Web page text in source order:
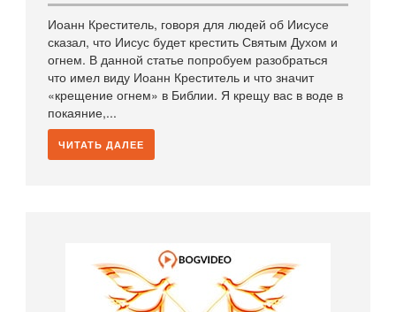
Иоанн Креститель, говоря для людей об Иисусе
сказал, что Иисус будет крестить Святым Духом и
огнем. В данной статье попробуем разобраться
что имел виду Иоанн Креститель и что значит
«крещение огнем» в Библии. Я крещу вас в воде в
покаяние,...
ЧИТАТЬ ДАЛЕЕ